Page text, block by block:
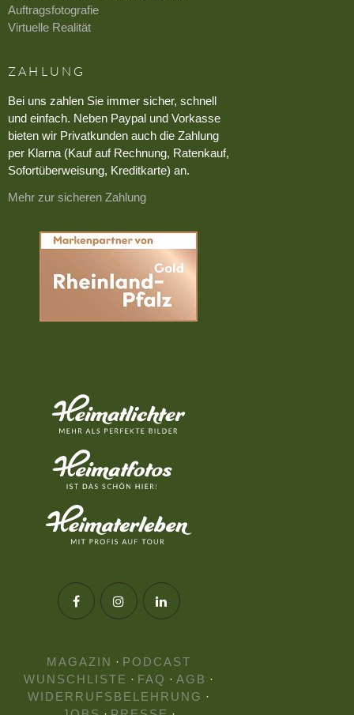
Auftragsfotografie
Virtuelle Realität
ZAHLUNG
Bei uns zahlen Sie immer sicher, schnell
und einfach. Neben Paypal und Vorkasse
bieten wir Privatkunden auch die Zahlung
per Klarna (Kauf auf Rechnung, Ratenkauf,
Sofortüberweisung, Kreditkarte) an.
Mehr zur sicheren Zahlung
MAGAZIN · PODCAST
WUNSCHLISTE · FAQ · AGB ·
WIDERRUFSBELEHRUNG ·